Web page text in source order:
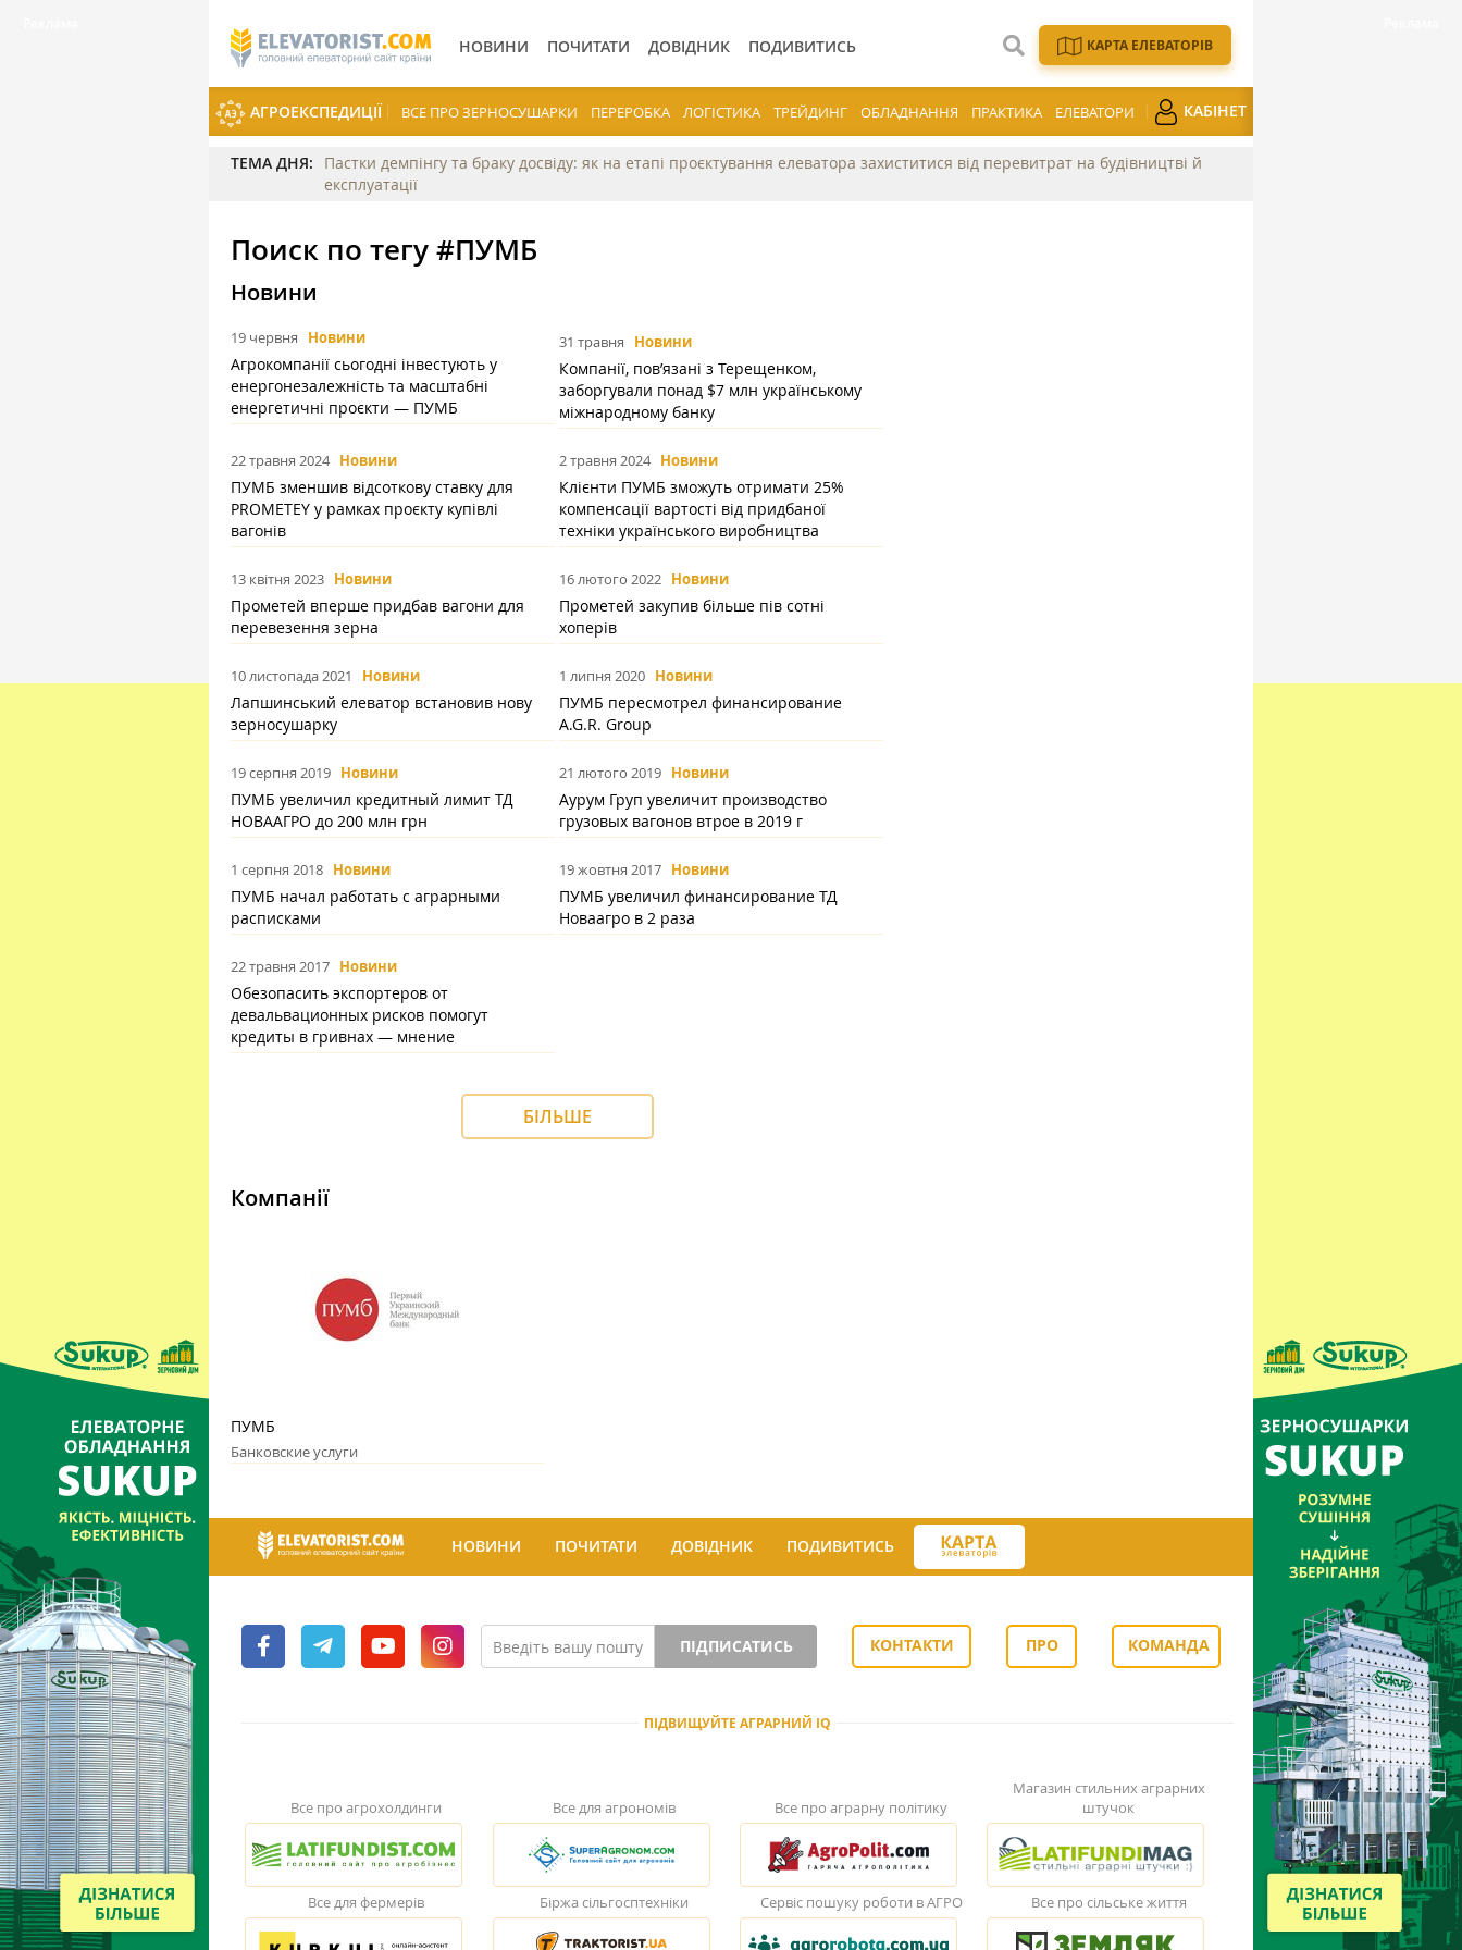
НОВИНИ ПОЧИТАТИ ДОВІДНИК ПОДИВИТИСЬ КАРТА ЕЛЕВАТОРІВ
АГРОЕКСПЕДИЦІЇ ВСЕ ПРО ЗЕРНОСУШАРКИ ПЕРЕРОБКА ЛОГІСТИКА ТРЕЙДИНГ ОБЛАДНАННЯ ПРАКТИКА ЕЛЕВАТОРИ КАБІНЕТ
ТЕМА ДНЯ:
Пастки демпінгу та браку досвіду: як на етапі проєктування елеватора захиститися від перевитрат на будівництві й
експлуатації
Поиск по тегу #ПУМБ
Новини
19 червня Новини
Агрокомпанії сьогодні інвестують у
енергонезалежність та масштабні
енергетичні проєкти — ПУМБ
31 травня Новини
Компанії, пов’язані з Терещенком,
заборгували понад $7 млн українському
міжнародному банку
22 травня 2024 Новини
ПУМБ зменшив відсоткову ставку для
PROMETEY у рамках проєкту купівлі
вагонів
2 травня 2024 Новини
Клієнти ПУМБ зможуть отримати 25%
компенсації вартості від придбаної
техніки українського виробництва
13 квітня 2023 Новини
Прометей вперше придбав вагони для
перевезення зерна
16 лютого 2022 Новини
Прометей закупив більше пів сотні
хоперів
10 листопада 2021 Новини
Лапшинський елеватор встановив нову
зерносушарку
1 липня 2020 Новини
ПУМБ пересмотрел финансирование
A.G.R. Group
19 серпня 2019 Новини
ПУМБ увеличил кредитный лимит ТД
НОВААГРО до 200 млн грн
21 лютого 2019 Новини
Аурум Груп увеличит производство
грузовых вагонов втрое в 2019 г
1 серпня 2018 Новини
ПУМБ начал работать с аграрными
расписками
19 жовтня 2017 Новини
ПУМБ увеличил финансирование ТД
Новаагро в 2 раза
22 травня 2017 Новини
Обезопасить экспортеров от
девальвационных рисков помогут
кредиты в гривнах — мнение
БІЛЬШЕ
Компанії
ПУМБ
Банковские услуги
НОВИНИ ПОЧИТАТИ ДОВІДНИК ПОДИВИТИСЬ
ПІДПИСАТИСЬ КОНТАКТИ
ПРО
КОМАНДА
ПІДВИЩУЙТЕ АГРАРНИЙ IQ
Все про агрохолдинги Все для агрономів Все про аграрну політику
Магазин стильних аграрних
штучок
Все для фермерів Біржа сільгосптехніки Сервіс пошуку роботи в АГРО Все про сільське життя